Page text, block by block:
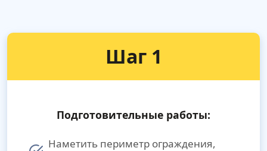
Шаг 1
Подготовительные работы:
Наметить периметр ограждения,